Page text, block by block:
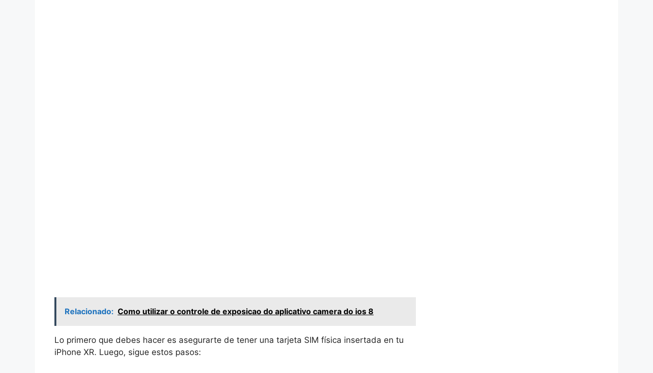
Relacionado: Como utilizar o controle de exposicao do aplicativo camera do ios 8
Lo primero que debes hacer es asegurarte de tener una tarjeta SIM física insertada en tu
iPhone XR. Luego, sigue estos pasos: